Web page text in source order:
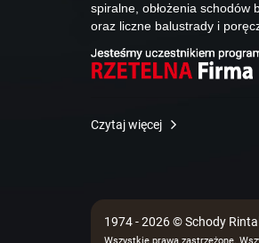
spiralne, obłożenia schodów
oraz liczne balustrady i
Czytaj więcej
1974 - 2026 © Schody